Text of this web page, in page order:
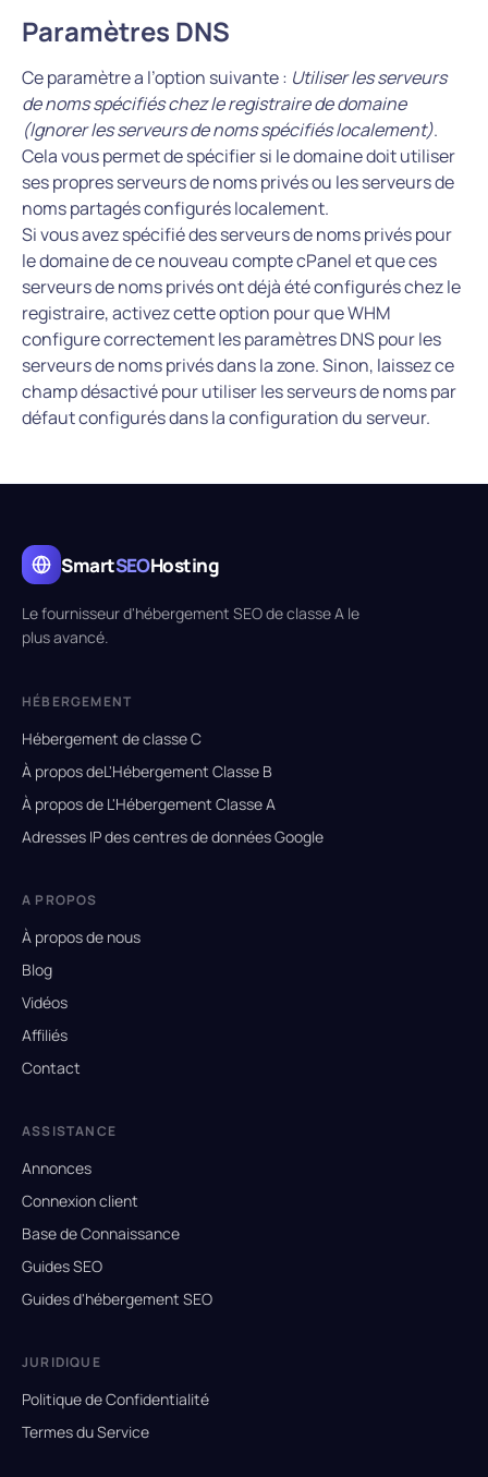
Paramètres DNS
Ce paramètre a l’option suivante : Utiliser les serveurs
de noms spécifiés chez le registraire de domaine
(Ignorer les serveurs de noms spécifiés localement).
Cela vous permet de spécifier si le domaine doit utiliser
ses propres serveurs de noms privés ou les serveurs de
noms partagés configurés localement.
Si vous avez spécifié des serveurs de noms privés pour
le domaine de ce nouveau compte cPanel et que ces
serveurs de noms privés ont déjà été configurés chez le
registraire, activez cette option pour que WHM
configure correctement les paramètres DNS pour les
serveurs de noms privés dans la zone. Sinon, laissez ce
champ désactivé pour utiliser les serveurs de noms par
défaut configurés dans la configuration du serveur.
SmartSEOHosting
Le fournisseur d'hébergement SEO de classe A le
plus avancé.
HÉBERGEMENT
Hébergement de classe C
À propos deL'Hébergement Classe B
À propos de L'Hébergement Classe A
Adresses IP des centres de données Google
A PROPOS
À propos de nous
Blog
Vidéos
Affiliés
Contact
ASSISTANCE
Annonces
Connexion client
Base de Connaissance
Guides SEO
Guides d'hébergement SEO
JURIDIQUE
Politique de Confidentialité
Termes du Service